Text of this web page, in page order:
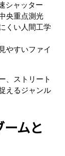
シャッター
央重点測光
くい人間工学
やすいファイ
、ストリート
えるジャンル
ムと